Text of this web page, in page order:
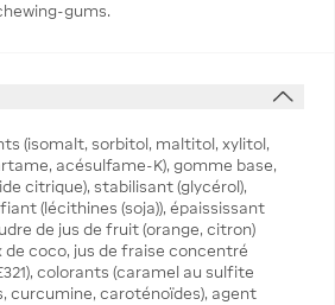
gums.
(isomalt, sorbitol, maltitol, xylitol,
acésulfame-K), gomme base,
citrique), stabilisant (glycérol),
(lécithines (soja)), épaississant
de jus de fruit (orange, citron)
de coco, jus de fraise concentré
colorants (caramel au sulfite
curcumine, caroténoïdes), agent